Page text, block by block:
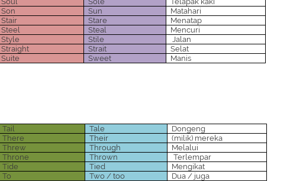
Son Sun
Matahari
Stair Stare
Menatap
Steel Steal
Mencuri
Style Stile
Jalan
Straight Strait
Selat
Suite Sweet Manis
Tail Tale
Dongeng
There Their
(milik) mereka
Threw Through
Melalui
Throne Thrown
Terlempar
Tide Tied
Mengikat
To Two / too Dua / juga